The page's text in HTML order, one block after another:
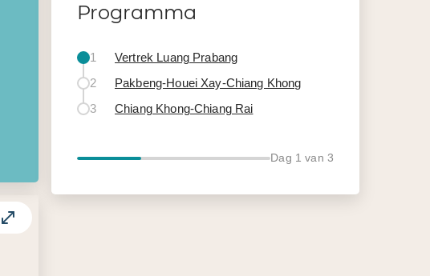
Programma
1
Vertrek Luang Prabang
2
Pakbeng-Houei Xay-Chiang Khong
3
Chiang Khong-Chiang Rai
Dag 1 van 3